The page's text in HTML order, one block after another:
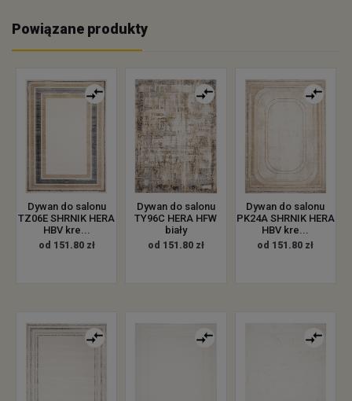
Powiązane produkty
Dywan do salonu
TZ06E SHRNIK HERA
HBV kre...
od 151.80 zł
Dywan do salonu
TY96C HERA HFW
biały
od 151.80 zł
Dywan do salonu
PK24A SHRNIK HERA
HBV kre...
od 151.80 zł